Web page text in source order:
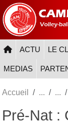
ACTU LE
MEDIAS
Accueil
Pré-Nat :
Panneau de